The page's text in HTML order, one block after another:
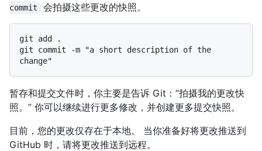
commit
会拍摄这些更改的快照。
git add .
git commit -m "a short description of the
暂存和提交文件时，你主要是告诉 Git：“拍摄我的更改快
照。” 你可以继续进行更多修改，并创建更多提交快照。
目前，您的更改仅存在于本地。 当你准备好将更改推送到
GitHub 时，请将更改推送到远程。